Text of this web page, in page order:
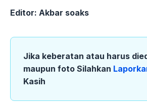
Editor: Akbar soaks
Jika keberatan atau harus
maupun foto Silahkan
Kasih